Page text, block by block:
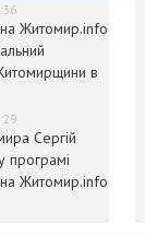
Житомир.info
в
Сергій
програмі
Житомир.info